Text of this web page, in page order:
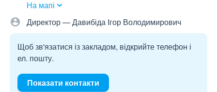
На мапі
Директор — Давибіда Ігор Володимирович
Щоб зв'язатися із закладом, відкрийте телефон і
ел. пошту.
Показати контакти